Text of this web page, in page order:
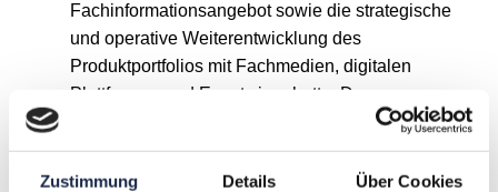
Zustimmung Details Über Cookies
Fachinformationsangebot sowie die strategische
und operative Weiterentwicklung des
Produktportfolios mit Fachmedien, digitalen
Plattformen und Events innehatte. Davor war er
über zehn Jahre bei Wolters Kluwer tätig und
übernahm dort verschiedene
Führungspositionen in den Bereichen